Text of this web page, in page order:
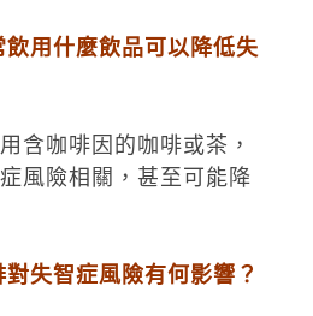
用什麼飲品可以降低失
含咖啡因的咖啡或茶，
風險相關，甚至可能降
失智症風險有何影響？